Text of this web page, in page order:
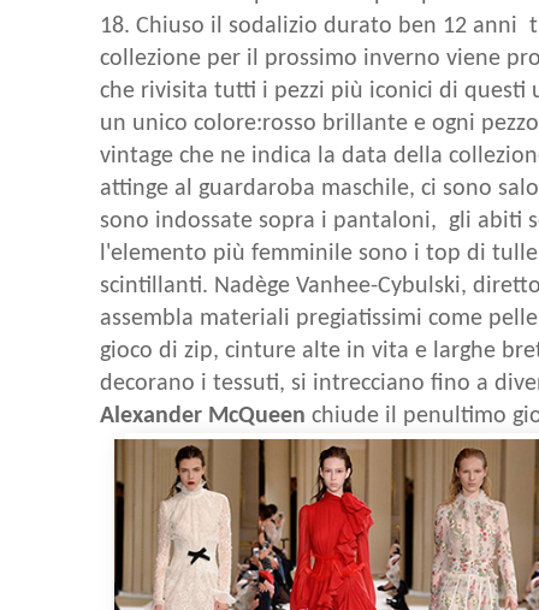
18. Chiuso il sodalizio durato ben 12 anni
collezione per il prossimo inverno viene
che rivisita tutti i pezzi più iconici di questi
un unico colore:rosso brillante e ogni
vintage che ne indica la data della
attinge al guardaroba maschile, ci sono
sono indossate sopra i pantaloni, gli abiti
l'elemento più femminile sono i top di
scintillanti. Nadège Vanhee-Cybulski,
assembla materiali pregiatissimi come
gioco di zip, cinture alte in vita e larghe
decorano i tessuti, si intrecciano fino a
Alexander McQueen chiude il penultimo